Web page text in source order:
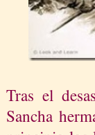
Tras el
Sancha